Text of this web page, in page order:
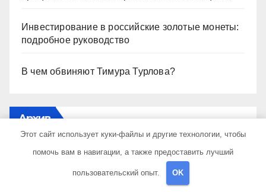
Инвестирование в российские золотые монеты:
подробное руководство
В чем обвиняют Тимура Турлова?
Архив
Май 2026
Этот сайт использует куки-файлы и другие технологии, чтобы
помочь вам в навигации, а также предоставить лучший
пользовательский опыт. OK